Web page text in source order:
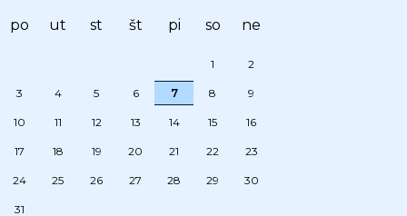
po ut st št pi so ne
1 2
3 4 5 6 7 8 9
10 11 12 13 14 15 16
17 18 19 20 21 22 23
24 25 26 27 28 29 30
31